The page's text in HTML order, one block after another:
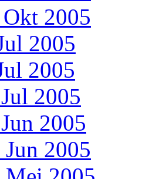
2005
2005
2005
2005
2005
2005